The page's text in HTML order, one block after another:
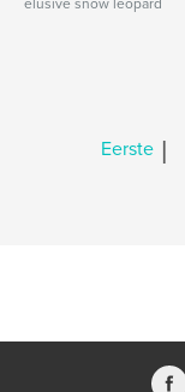
elusive snow leopard
Eerste |